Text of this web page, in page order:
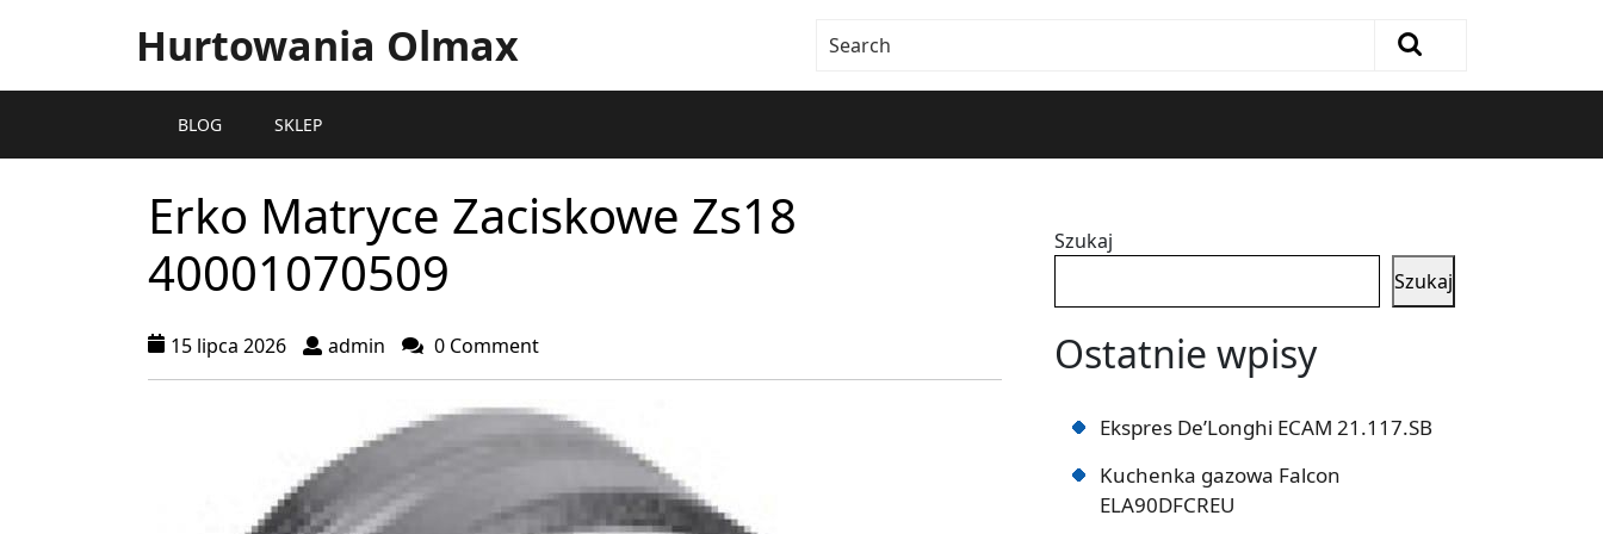
Hurtowania Olmax
BLOG SKLEP
Erko Matryce Zaciskowe Zs18
40001070509
15 lipca 2026 admin 0 Comment
Szukaj
Szukaj
Ostatnie wpisy
Ekspres De’Longhi ECAM 21.117.SB
Kuchenka gazowa Falcon
ELA90DFCREU